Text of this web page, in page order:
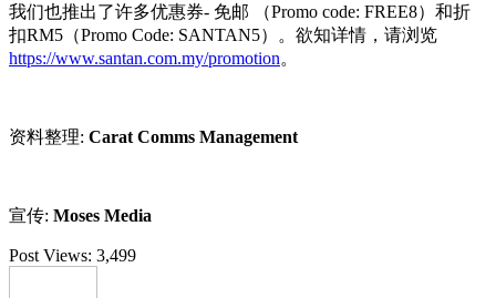
我们也推出了许多优惠券- 免邮 （Promo code: FREE8）和折
扣RM5（Promo Code: SANTAN5）。欲知详情，请浏览
https://www.santan.com.my/promotion。
资料整理: Carat Comms Management
宣传: Moses Media
Post Views: 3,499